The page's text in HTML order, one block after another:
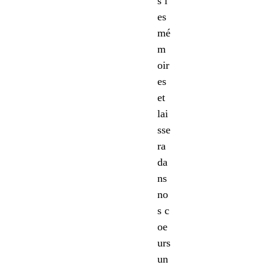
es
mé
m
oir
es
et
lai
sse
ra
da
ns
no
s c
oe
urs
un